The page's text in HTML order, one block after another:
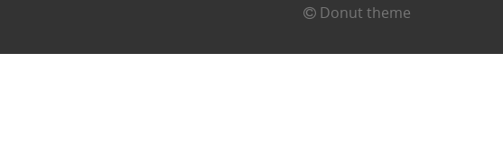
Donut theme